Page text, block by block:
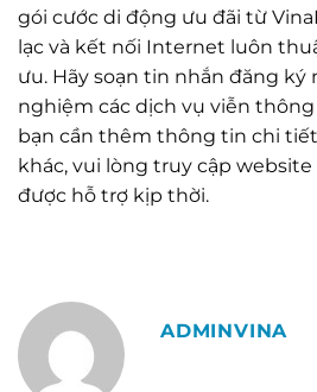
gói cước di động ưu đãi từ
lạc và kết nối Internet luôn
ưu. Hãy soạn tin nhắn đăng ký
nghiệm các dịch vụ viễn
bạn cần thêm thông tin chi
khác, vui lòng truy cập website
được hỗ trợ kịp thời.
ADMINVINA